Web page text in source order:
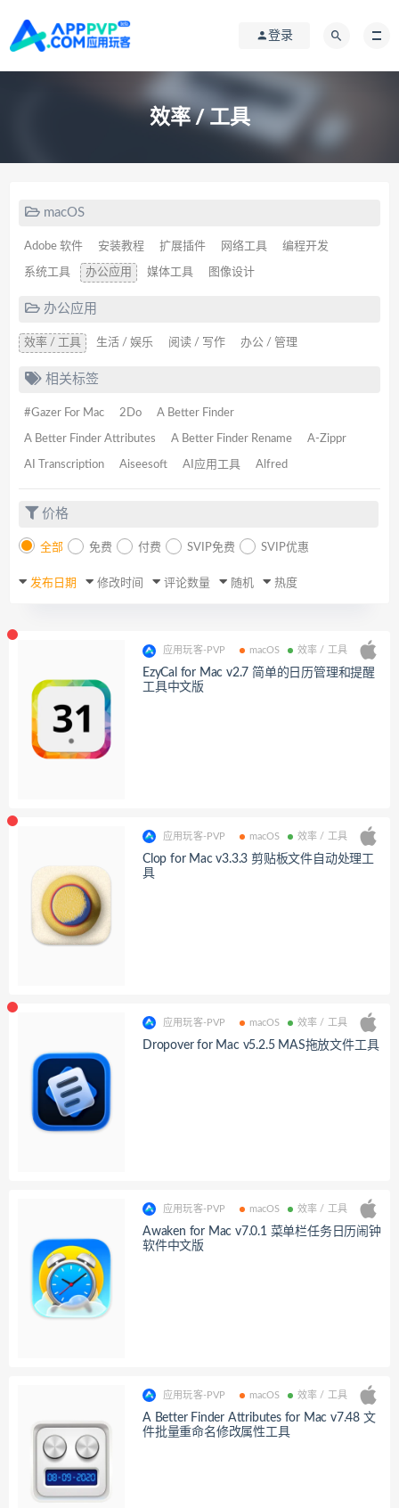
登录
效率 / 工具
macOS
Adobe 软件 安装教程 扩展插件 网络工具 编程开发
系统工具 办公应用 媒体工具 图像设计
办公应用
效率 / 工具 生活 / 娱乐 阅读 / 写作 办公 / 管理
相关标签
#Gazer For Mac 2Do A Better Finder
A Better Finder Attributes A Better Finder Rename A-Zippr
AI Transcription Aiseesoft AI应用工具 Alfred
价格
全部 免费 付费 SVIP免费 SVIP优惠
发布日期 修改时间 评论数量 随机 热度
应用玩客-PVP macOS 效率 / 工具
EzyCal for Mac v2.7 简单的日历管理和提醒
工具中文版
应用玩客-PVP macOS 效率 / 工具
Clop for Mac v3.3.3 剪贴板文件自动处理工
具
应用玩客-PVP macOS 效率 / 工具
Dropover for Mac v5.2.5 MAS拖放文件工具
应用玩客-PVP macOS 效率 / 工具
Awaken for Mac v7.0.1 菜单栏任务日历闹钟
软件中文版
应用玩客-PVP macOS 效率 / 工具
A Better Finder Attributes for Mac v7.48 文
件批量重命名修改属性工具